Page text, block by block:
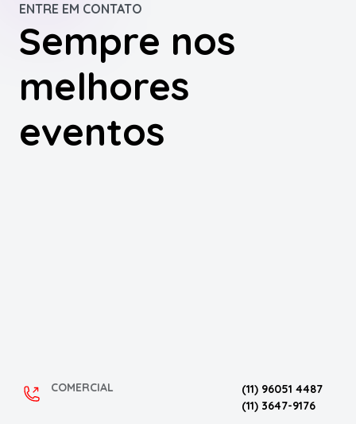
ENTRE EM CONTATO
Sempre nos
melhores
eventos
COMERCIAL
(11) 96051 4487
(11) 3647-9176